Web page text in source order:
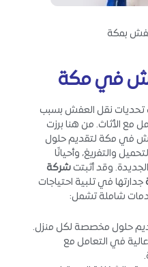
بمكة
في مكة
تحديات نقل العفش بسبب
مع الأثاث. من هنا برزت
في مكة لتقديم حلول
والتفريغ، وأحيانًا
وقد أثبتت شركة
جدارتها في تلبية احتياجات
شاملة تشمل:
حلول مخصصة لكل منزل.
عالية في التعامل مع